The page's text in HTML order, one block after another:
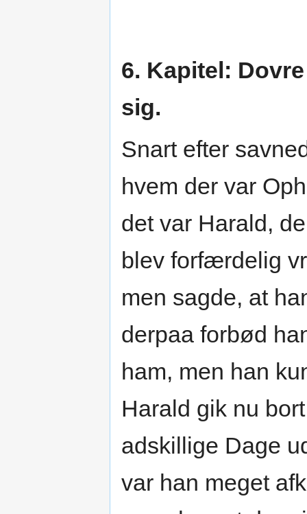
6. Kapitel:
sig.
Snart efter
hvem der var
det var Harald,
blev forfærdelig
men sagde, at
derpaa forbød
ham, men han
Harald gik nu
adskillige Dage
var han meget